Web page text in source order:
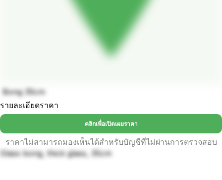
Bong 35cm
รายละเอียดราคา
คลิกเพื่อเปิดเผยราคา
ราคาไม่สามารถมองเห็นได้สำหรับบัญชีที่ไม่ผ่านการตรวจสอบ
Glass bong, thick glass, 35cm